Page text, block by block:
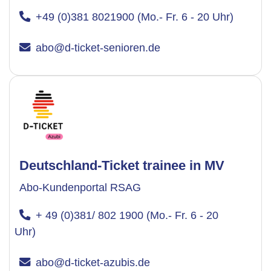
+49 (0)381 8021900 (Mo.- Fr. 6 - 20 Uhr)
abo@d-ticket-senioren.de
Deutschland-Ticket trainee in MV
Abo-Kundenportal RSAG
+ 49 (0)381/ 802 1900 (Mo.- Fr. 6 - 20
Uhr)
abo@d-ticket-azubis.de